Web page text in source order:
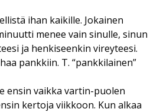
ihan kaikille. Jokainen
menee vain sinulle, sinun
ja henkiseenkin vireyteesi.
pankkiin. T. “pankkilainen”
ensin vaikka vartin-puolen
kertoja viikkoon. Kun alkaa